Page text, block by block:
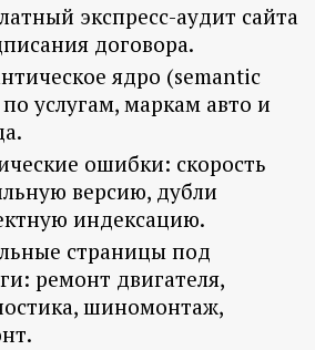
экспресс-аудит сайта
договора.
ядро (semantic
услугам, маркам авто и
ошибки: скорость
версию, дубли
индексацию.
страницы под
ремонт двигателя,
шиномонтаж,